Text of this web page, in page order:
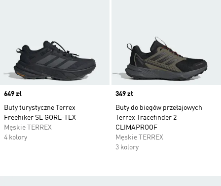
Price
649 zł
Buty turystyczne Terrex
Freehiker SL GORE-TEX
Męskie TERREX
4 kolory
Price
349 zł
Buty do biegów przełajowych
Terrex Tracefinder 2
CLIMAPROOF
Męskie TERREX
3 kolory